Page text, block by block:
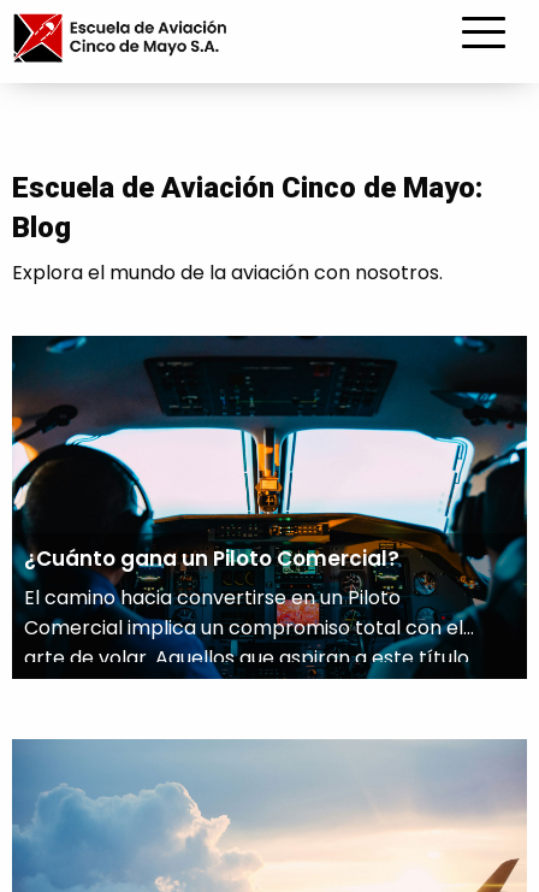
Escuela de Aviación Cinco de Mayo:
Blog
Explora el mundo de la aviación con nosotros.
¿Cuánto gana un Piloto Comercial?
El camino hacia convertirse en un Piloto
Comercial implica un compromiso total con el
arte de volar. Aquellos que aspiran a este título
reciben una formación que los prepara para
muchas otras cosas, les permite formar parte de
una aerolínea. Y entonces, ¿cuánto gana un
Piloto Comercial? De acuerdo […]